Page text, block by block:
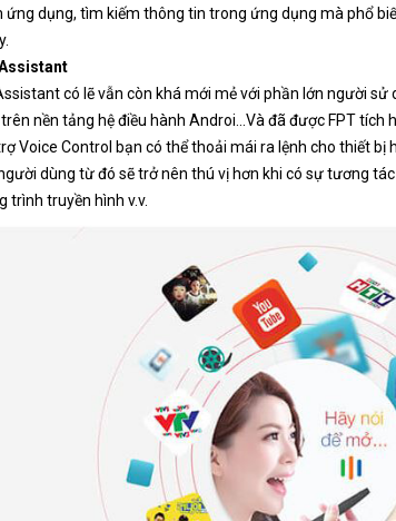
dụng, tìm kiếm thông tin trong ứng dụng mà phổ
có lẽ vẫn còn khá mới mẻ với phần lớn người
nền tảng hệ điều hành Androi...Và đã được FPT tích
Voice Control bạn có thể thoải mái ra lệnh cho thiết bị
dùng từ đó sẽ trở nên thú vị hơn khi có sự tương
trình truyền hình v.v.